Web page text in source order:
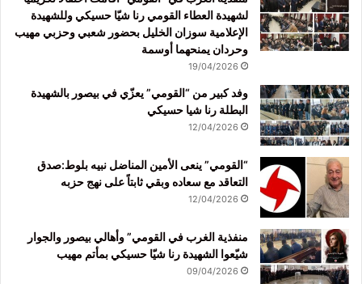
لشهيدة العطاء القومي رنا شيّا حسيكي وللشهيدة
الإعلامية سوزان الخليل بحضور شعبي وحزبي مهيب
وحردان يمنحهما أوسمة
19/04/2026
وفد كبير من “القومي” يعزّي في بيصور بالشهيدة
البطلة رنا شيا حسيكي
12/04/2026
“القومي” ينعى الأمين المناضل نبيه بلوط:صدق
التعاقد مع سعاده وبقي ثابتاً على نهج حزبه
12/04/2026
منفذية الغرب في القومي” وأهالي بيصور والجوار
شيّعوا الشهيدة رنا شيّا حسيكي بمأتم مهيب
09/04/2026